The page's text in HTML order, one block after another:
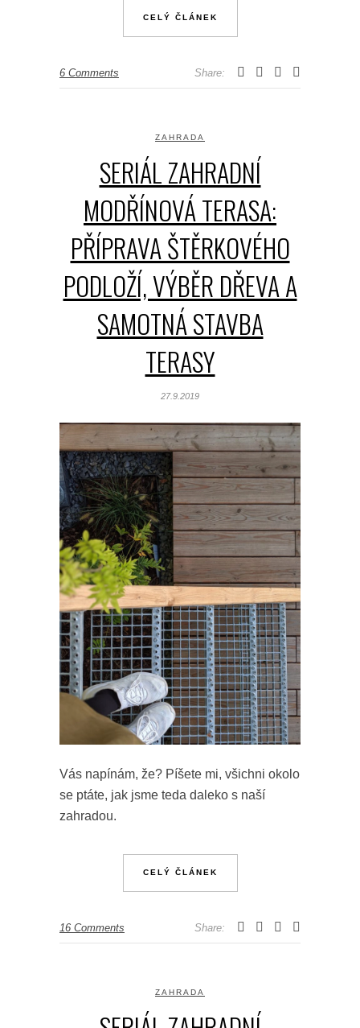
CELÝ ČLÁNEK
6 Comments Share:
ZAHRADA
SERIÁL ZAHRADNÍ
MODŘÍNOVÁ TERASA:
PŘÍPRAVA ŠTĚRKOVÉHO
PODLOŽÍ, VÝBĚR DŘEVA A
SAMOTNÁ STAVBA
TERASY
27.9.2019
Vás napínám, že? Píšete mi, všichni okolo
se ptáte, jak jsme teda daleko s naší
zahradou.
CELÝ ČLÁNEK
16 Comments Share:
ZAHRADA